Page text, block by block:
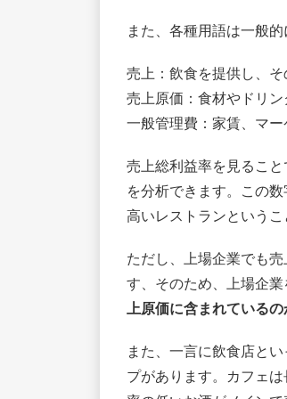
また、各種用語は一般
売上：飲食を提供し、
売上原価：食材やドリ
一般管理費：家賃、マ
売上総利益率を見るこ
を分析できます。この
高いレストランというこ
ただし、上場企業でも
す、そのため、上場企業
上原価に含まれている
また、一言に飲食店と
プがあります。カフェ